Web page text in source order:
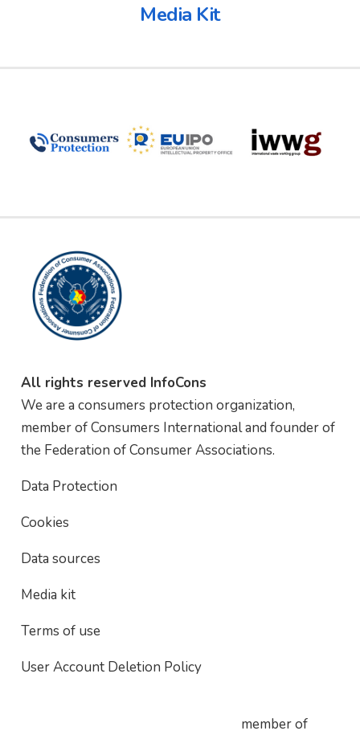
Media Kit
All rights reserved InfoCons
We are a consumers protection organization,
member of Consumers International and founder of
the Federation of Consumer Associations.
Data Protection
Cookies
Data sources
Media kit
Terms of use
User Account Deletion Policy
member of